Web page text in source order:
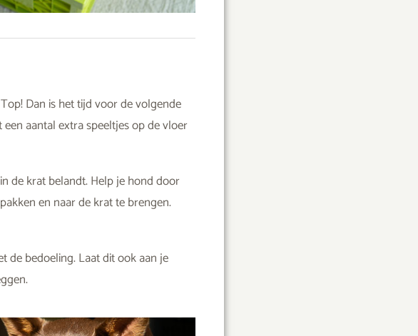
Dan is het tijd voor de volgende
aantal extra speeltjes op de vloer
de krat belandt. Help je hond door
en naar de krat te brengen.
de bedoeling. Laat dit ook aan je